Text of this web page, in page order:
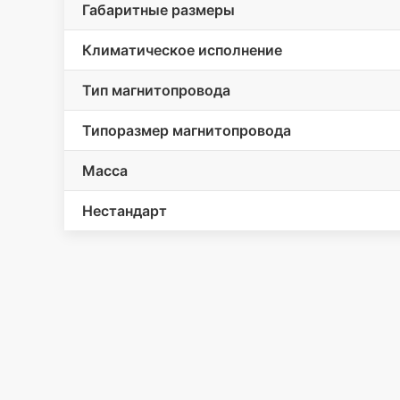
Габаритные размеры
Климатическое исполнение
Тип магнитопровода
Типоразмер магнитопровода
Масса
Нестандарт